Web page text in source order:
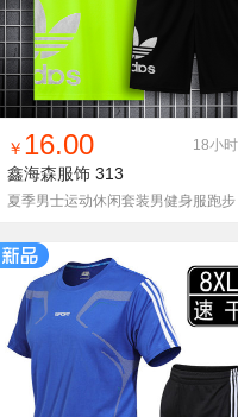
找同款 加入铺货单 收藏
￥ 16.00 18小
鑫海森服饰 313
夏季男士运动休闲套装男健身服跑步